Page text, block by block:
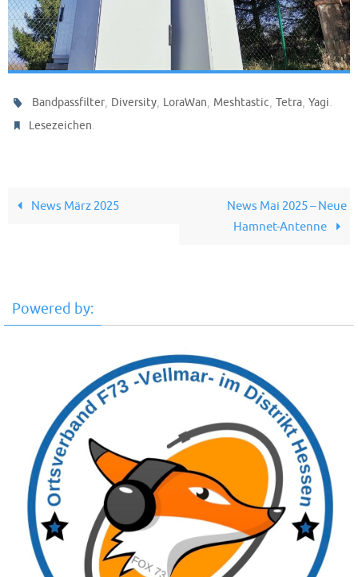
Bandpassfilter, Diversity, LoraWan, Meshtastic,Tetra,Yagi.
Lesezeichen.
News März 2025
News Mai 2025 – Neue
Hamnet-Antenne
Powered by: